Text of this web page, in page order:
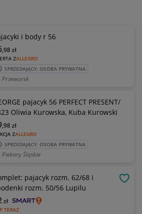
i body r 56
ZALLEGRO
,98zł
SPRZEDAJĄCY: OSOBA PRYWATNA
Przeworsk
pajacyk 56 PERFECT PRESENT/
Oliwia Kurowska, Kuba Kurowski
ZALLEGRO
,98zł
SPRZEDAJĄCY: OSOBA PRYWATNA
Piekary Śląskie
pajacyk rozm. 62/68 i
rozm. 50/56 Lupilu
TERAZ
zł